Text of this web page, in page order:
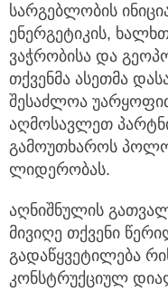
სარგებლობის
ენერგეტიკის,
ვაჭრობისა და
თქვენმა ასეთმა
შესაძლოა
აღმოსავლეთ
გამოუთხაროს
ლიდერობას.
აღნიშნულის
მივიღე თქვენი
გადაწყვეტილება
კონსტრუქციულ